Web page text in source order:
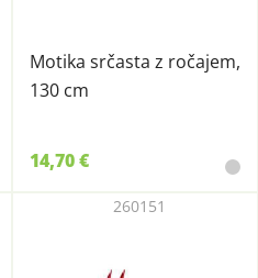
Motika srčasta z ročajem,
130 cm
14,70 €
260151